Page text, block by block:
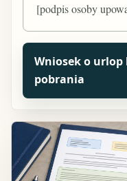
[podpis osoby
Wniosek o urlop
pobrania